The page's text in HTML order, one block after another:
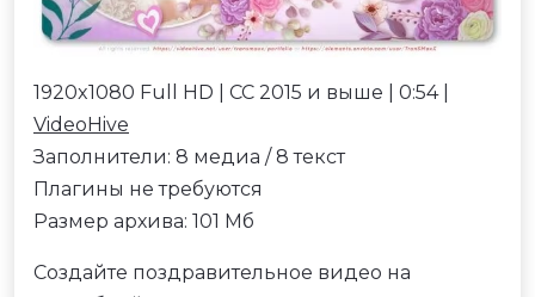
1920x1080 Full HD | CC 2015 и выше | 0:54 |
VideoHive
Заполнители: 8 медиа / 8 текст
Плагины не требуются
Размер архива: 101 Мб
Создайте поздравительное видео на